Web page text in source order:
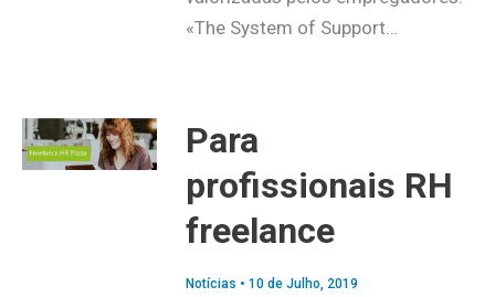
«The System of Support…
Para
profissionais RH
freelance
Notícias • 10 de Julho, 2019